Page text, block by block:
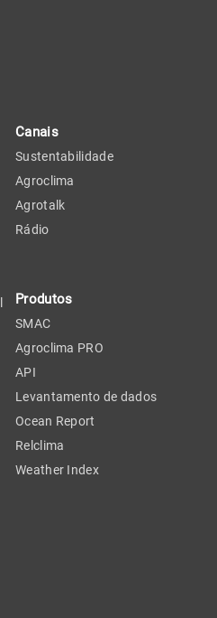
Canais
Sustentabilidade
Agroclima
Agrotalk
Rádio
Produtos
SMAC
Agroclima PRO
API
Levantamento de dados
Ocean Report
Relclima
Weather Index